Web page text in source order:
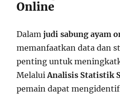
Online
Dalamjudi sabung ayam
memanfaatkan data dan
penting untuk
MelaluiAnalisis Statistik
pemain dapat